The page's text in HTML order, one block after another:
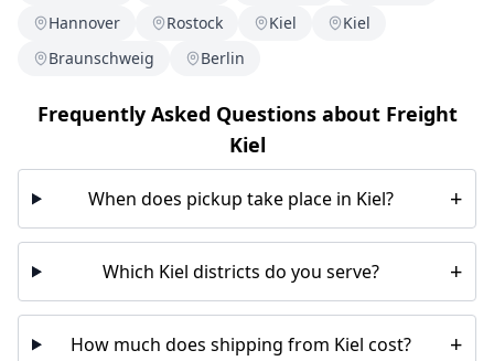
Hannover
Rostock Kiel
Kiel
Braunschweig
Berlin
Frequently Asked Questions about Freight
Kiel
When does pickup take place in Kiel? +
Which Kiel districts do you serve? +
How much does shipping from Kiel cost? +